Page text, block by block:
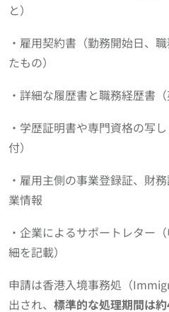
と）
・雇用契約書（勤務開始日、
たもの）
・詳細な履歴書と職務経歴書（
・学歴証明書や専門資格の写
付）
・雇用主側の事業登録証、財
業情報
・企業によるサポートレター
細を記載）
申請は香港入境事務処（
出され、 標準的な処理期間は